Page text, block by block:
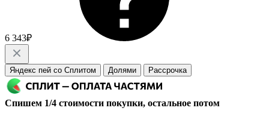
6 343₽
Яндекс пей со Сплитом Долями Рассрочка
Спишем 1/4 стоимости покупки, остальное потом